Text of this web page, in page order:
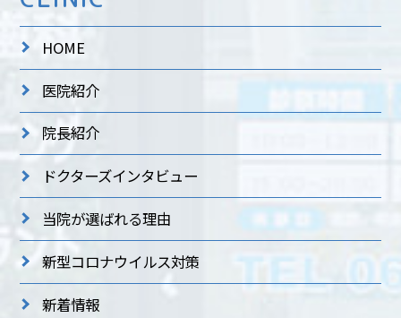
HOME
医院紹介
院長紹介
ドクターズインタビュー
当院が選ばれる理由
新型コロナウイルス対策
新着情報